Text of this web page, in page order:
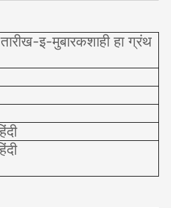
इ-मुबारकशाही हा ग्रंथ